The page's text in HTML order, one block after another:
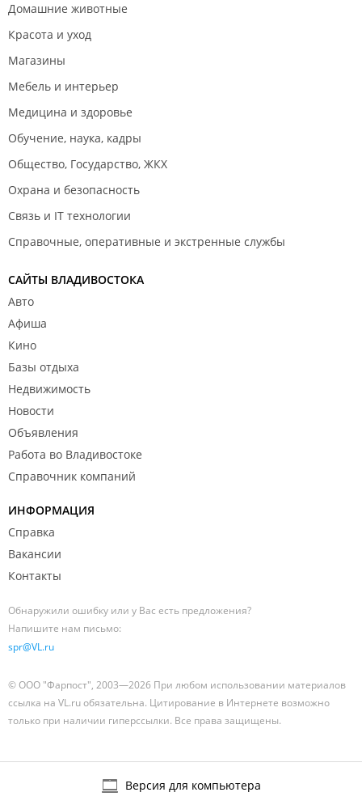
Домашние животные
Красота и уход
Магазины
Мебель и интерьер
Медицина и здоровье
Обучение, наука, кадры
Общество, Государство, ЖКХ
Охрана и безопасность
Связь и IT технологии
Справочные, оперативные и экстренные службы
САЙТЫ ВЛАДИВОСТОКА
Авто
Афиша
Кино
Базы отдыха
Недвижимость
Новости
Объявления
Работа во Владивостоке
Справочник компаний
ИНФОРМАЦИЯ
Справка
Вакансии
Контакты
Обнаружили ошибку или у Вас есть предложения?
Напишите нам письмо:
spr@VL.ru
© ООО "Фарпост", 2003—2026 При любом использовании материалов
ссылка на VL.ru обязательна. Цитирование в Интернете возможно
только при наличии гиперссылки. Все права защищены.
Версия для компьютера